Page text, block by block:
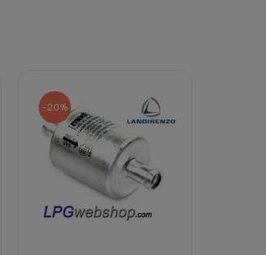
di reso.
il diritto di reso dec
in questa pagina.
dal peso totale, dalla desti
-20%